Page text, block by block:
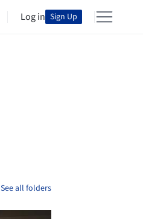
Log in Sign Up
See all folders